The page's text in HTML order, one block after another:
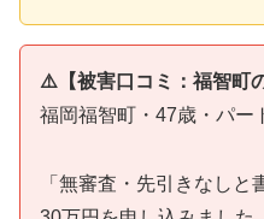
⚠️【被害口コミ：福智町
福岡福智町・47歳・パー
「無審査・先引きなし